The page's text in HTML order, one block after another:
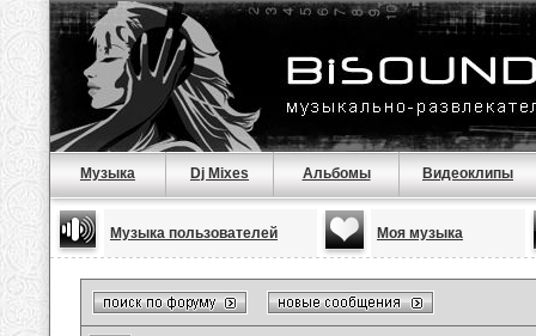
Музыка Dj Mixes Альбомы Видеоклипы
Музыка пользователей Моя музыка